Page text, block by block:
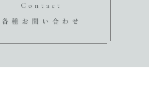
Contact
各種お問い合わせ